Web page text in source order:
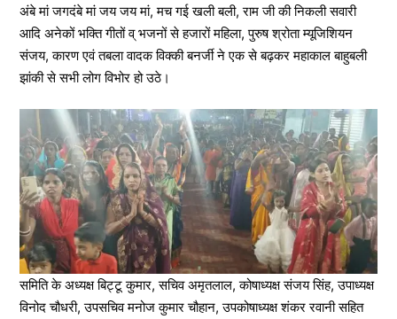
अंबे मां जगदंबे मां जय जय मां, मच गई खली बली, राम जी की निकली सवारी
आदि अनेकों भक्ति गीतों व् भजनों से हजारों महिला, पुरुष श्रोता म्यूजिशियन
संजय, कारण एवं तबला वादक विक्की बनर्जी ने एक से बढ़कर महाकाल बाहुबली
झांकी से सभी लोग विभोर हो उठे।
समिति के अध्यक्ष बिट्टू कुमार, सचिव अमृतलाल, कोषाध्यक्ष संजय सिंह, उपाध्यक्ष
विनोद चौधरी, उपसचिव मनोज कुमार चौहान, उपकोषाध्यक्ष शंकर रवानी सहित